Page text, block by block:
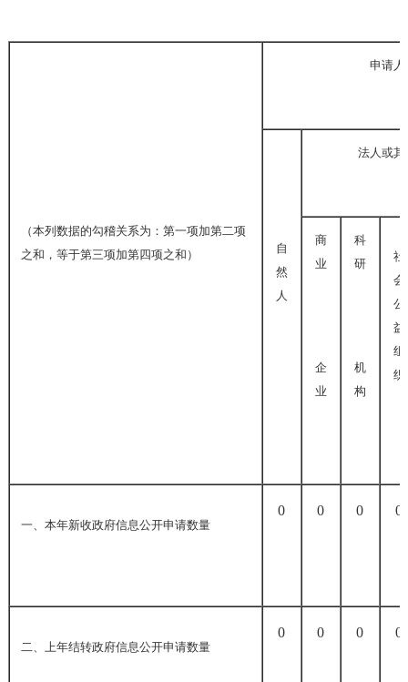
（本列数据的勾稽关系为：第一项加第二项
之和，等于第三项加第四项之和）
申请人
自
然
人
法人或其
商
业
企
业
科
研
机
构
社
会
公
益
组
织
一、本年新收政府信息公开申请数量
0 0 0 0
二、上年结转政府信息公开申请数量
0 0 0 0